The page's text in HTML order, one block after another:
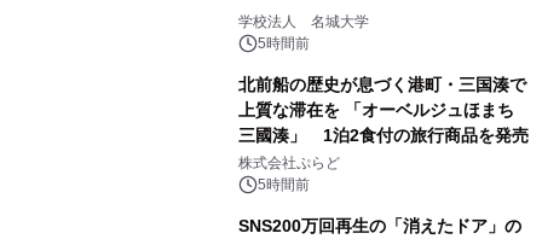
学校法人 名城大学
5時間前
北前船の歴史が息づく港町・三国湊で
上質な滞在を 「オーベルジュほまち
三國湊」 1泊2食付の旅行商品を発売
株式会社ぷらど
5時間前
SNS200万回再生の「消えたドア」の